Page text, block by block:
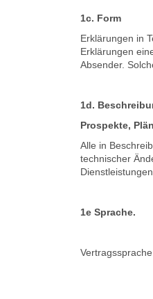
1c. Form
Erklärungen in
Erklärungen
Absender.
1d.
Prospekte,
Alle in
technischer
1e Sprache.